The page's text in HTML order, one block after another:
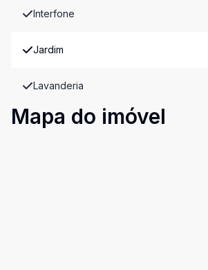
Interfone
Jardim
Lavanderia
Mapa do imóvel